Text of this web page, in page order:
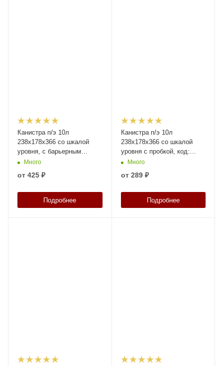
Канистра п/э 10л
238х178х366 со шкалой
уровня, с барьерным
слоем, с пробкой, код:
Много
от 425 ₽
Подробнее
Канистра п/э 10л
238х178х366 со шкалой
уровня с пробкой, код:
39160
Много
от 289 ₽
Подробнее